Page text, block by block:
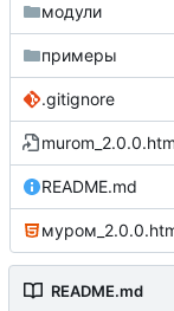
модули
примеры
.gitignore
README.md
README.md